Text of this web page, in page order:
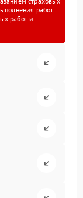
работ
работ и